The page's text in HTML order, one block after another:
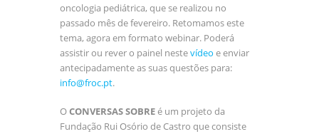
oncologia pediátrica, que se realizou no
passado mês de fevereiro. Retomamos este
tema, agora em formato webinar. Poderá
assistir ou rever o painel nestevídeo e enviar
antecipadamente as suas questões para:
info@froc.pt.
OCONVERSAS SOBREé um projeto da
Fundação Rui Osório de Castro que consiste